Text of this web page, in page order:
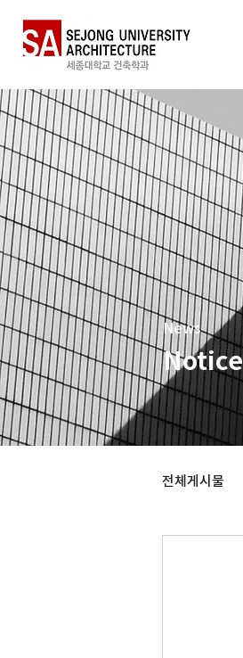
News
Notice
전체게시물